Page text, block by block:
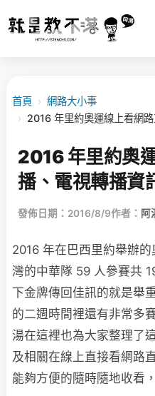
首頁 › 網路大小事
› 2016 年里約奧運線上看網
2016 年里約奧
播、電視轉播資
發佈日期：2016/8/9作者： 阿
2016 年在巴西里約舉辦
灣的中華隊 59 人參賽共
下金牌傳回佳訊的就是舉
的二週時間裡還有非常多
湯在這裡也為大家整理了
及相關在線上直接看網路
能夠方便的隨時隨地收看